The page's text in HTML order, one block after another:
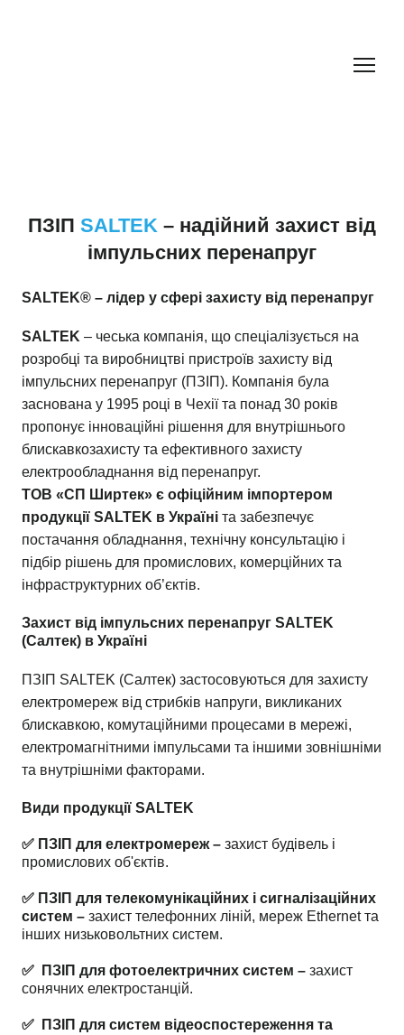
ПЗІП SALTEK – надійний захист від
імпульсних перенапруг
SALTEK® – лідер у сфері захисту від перенапруг
SALTEK – чеська компанія, що спеціалізується на
розробці та виробництві пристроїв захисту від
імпульсних перенапруг (ПЗІП). Компанія була
заснована у 1995 році в Чехії та понад 30 років
пропонує інноваційні рішення для внутрішнього
блискавкозахисту та ефективного захисту
електрообладнання від перенапруг.
ТОВ «СП Ширтек» є офіційним імпортером
продукції SALTEK в Україні та забезпечує
постачання обладнання, технічну консультацію і
підбір рішень для промислових, комерційних та
інфраструктурних об’єктів.
Захист від імпульсних перенапруг SALTEK
(Салтек) в Україні
ПЗІП SALTEK (Салтек) застосовуються для захисту
електромереж від стрибків напруги, викликаних
блискавкою, комутаційними процесами в мережі,
електромагнітними імпульсами та іншими зовнішніми
та внутрішніми факторами.
Види продукції SALTEK
✅ ПЗІП для електромереж – захист будівель і
промислових об'єктів.
✅ ПЗІП для телекомунікаційних і сигналізаційних
систем – захист телефонних ліній, мереж Ethernet та
інших низьковольтних систем.
✅ ПЗІП для фотоелектричних систем – захист
сонячних електростанцій.
✅ ПЗІП для систем відеоспостереження та